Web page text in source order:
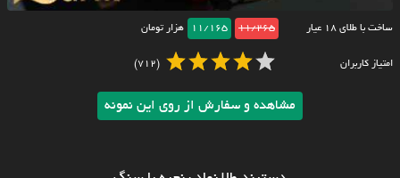
ساخت با طلای ۱۸ عیار 11/265
11/165 هزار تومان
امتیاز کاربران (712)
مشاهده و سفارش از روی این نمونه